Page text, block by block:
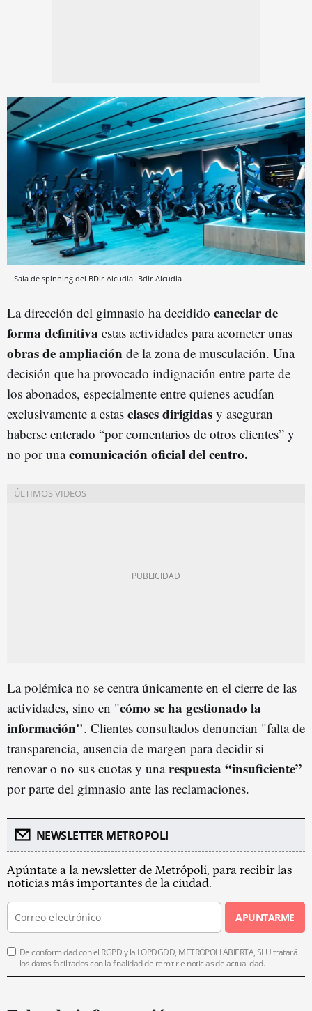
Sala de spinning del BDir Alcudia Bdir Alcudia
La dirección del gimnasio ha decidido cancelar de
forma definitiva estas actividades para acometer unas
obras de ampliación de la zona de musculación. Una
decisión que ha provocado indignación entre parte de
los abonados, especialmente entre quienes acudían
exclusivamente a estas clases dirigidas y aseguran
haberse enterado “por comentarios de otros clientes” y
no por unacomunicación oficial del centro.
La polémica no se centra únicamente en el cierre de las
actividades, sino en "cómo se ha gestionado la
información". Clientes consultados denuncian "falta de
transparencia, ausencia de margen para decidir si
renovar o no sus cuotas y unarespuesta “insuficiente”
por parte del gimnasio ante las reclamaciones.
NEWSLETTER METROPOLI
Apúntate a la newsletter de Metrópoli, para recibir las
noticias más importantes de la ciudad.
APUNTARME
De conformidad con el RGPD y la LOPDGDD, METRÓPOLI ABIERTA, SLU tratará
los datos facilitados con la finalidad de remitirle noticias de actualidad.